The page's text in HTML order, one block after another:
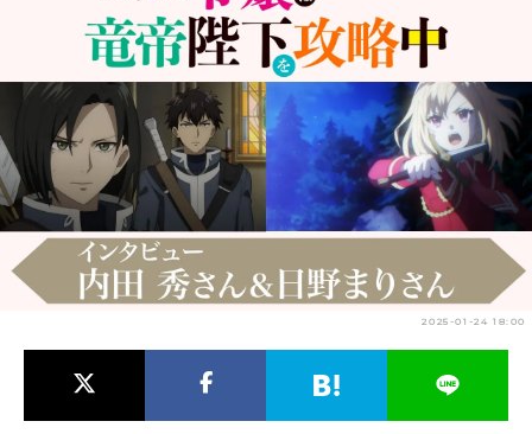
配信・Vtuber トレンド 無料マンガ
アニメ記事一覧 声優記事一覧
アニメ映画一覧 実写化映画一覧
今期アニメ曜日別一覧
春アニメ 夏アニメ
男性声優/女性声優一覧
2025-01-24 18:00